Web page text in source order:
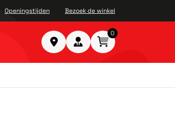
Openingstijden Bezoek de winkel
0